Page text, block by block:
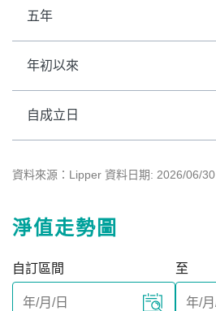
五年
年初以來
自成立日
資料來源：Lipper 資料日期: 2026/06/30
淨值走勢圖
自訂區間 至